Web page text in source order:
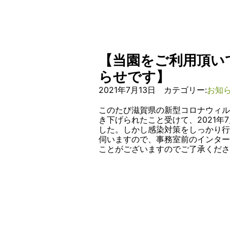
【当園をご利用頂
らせです】
2021年7月13日 カテゴリー:お知
このたび滋賀県の新型コロナウィ
き下げられたこと受けて、2021年
した。しかし感染対策をしっかり
伺いますので、事務室前のインタ
ことがございますのでご了承く